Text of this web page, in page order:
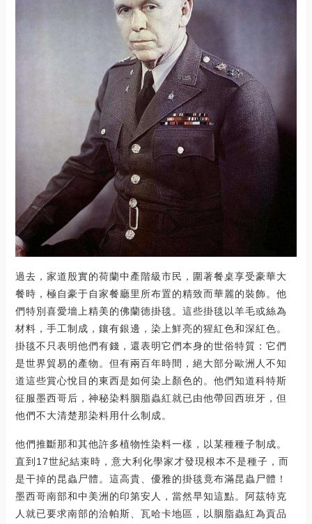
過去，家道殷實的荷蘭中產階級市民，圍著餐桌享受豪華大
餐時，極自豪于自家餐廳里所布置的精致而華麗的裝飾。他
們特別喜愛墻上精美的佛蘭德掛毯。這些掛毯以羊毛或絲為
材料，手工制成，鑲有銀邊，染上鮮亮的猩紅色和深紅色。
掛毯不只表明他們有錢，還表明它們本身的世俗特質：它們
是世界貿易的產物。但有兩百年時間，絕大部分歐洲人不知
道這些賞心悅目的東西是如何染上顏色的。他們知道科特斯
征服墨西哥后，神秘染料胭脂蟲紅就已由他帶回西班牙，但
他們不大清楚那染料用什么制成。
他們推斷那和其他許多植物性染料一樣，以某種種子制成。
直到17世紀結束時，意大利化學家才發現根本不是種子，而
是干掉的昆蟲尸體。這高貴、優雅的掛毯竟布滿昆蟲尸體！
墨西哥南部和中美洲的印第安人，當然早知這點。阿茲特克
人就已要求南部的洽帕斯、瓦哈卡地區，以胭脂蟲紅為貢品